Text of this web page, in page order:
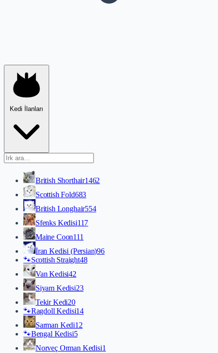
Kedi İlanları
British Shorthair1462
Scottish Fold683
British Longhair554
Sfenks Kedisi117
Maine Coon111
İran Kedisi (Persian)96
🐾Scottish Straight48
Van Kedisi42
Siyam Kedisi23
Tekir Kedi20
🐾Ragdoll Kedisi14
Sarman Kedi12
🐾Bengal Kedisi5
Norveç Orman Kedisi1